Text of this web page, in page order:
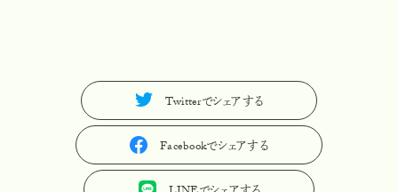
Twitterでシェアする
Twitterでシェアする
Facebookでシェアする
Facebookでシェアする